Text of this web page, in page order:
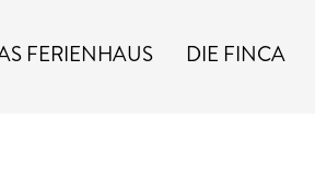
FERIENHAUS DIE FINCA